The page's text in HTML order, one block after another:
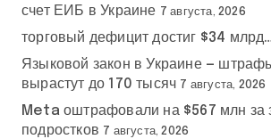
счет ЕИБ в Украине 7 августа, 2026
торговый дефицит достиг $34 млрд…
Языковой закон в Украине —
вырастут до 170 тысяч 7 августа, 2026
Meta оштрафовали на $567 млн за
подростков 7 августа, 2026